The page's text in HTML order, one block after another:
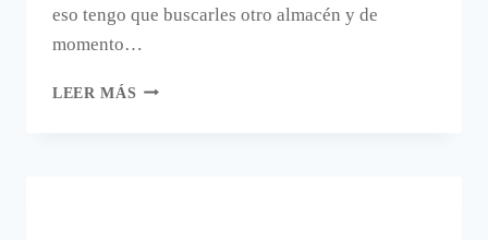
eso tengo que buscarles otro almacén y de
momento…
LEER MÁS OTRA